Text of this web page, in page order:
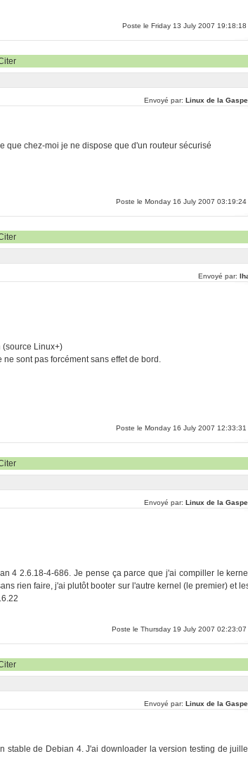
Poste le Friday 13 July 2007 19:18:18
Envoyé par: Linux de la
que chez-moi je ne dispose que d'un routeur sécurisé
Poste le Monday 16 July 2007 03:19:24
Envoyé par:
(source Linux+)
sont pas forcément sans effet de bord.
Poste le Monday 16 July 2007 12:33:31
Envoyé par: Linux de la
4 2.6.18-4-686. Je pense ça parce que j'ai compiller le
rien faire, j'ai plutôt booter sur l'autre kernel (le premier) et
Poste le Thursday 19 July 2007 02:23:07
Envoyé par: Linux de la
stable de Debian 4. J'ai downloader la version testing de